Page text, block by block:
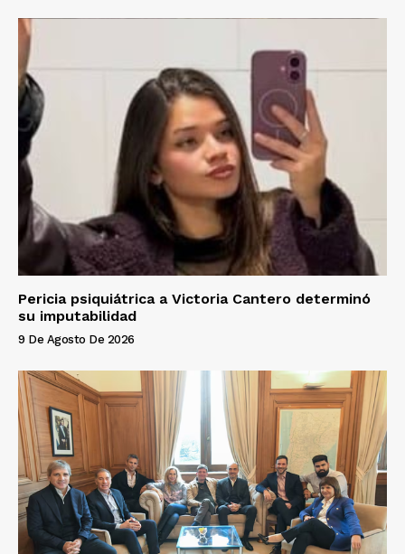
Pericia psiquiátrica a Victoria Cantero determinó
su imputabilidad
9 De Agosto De 2026